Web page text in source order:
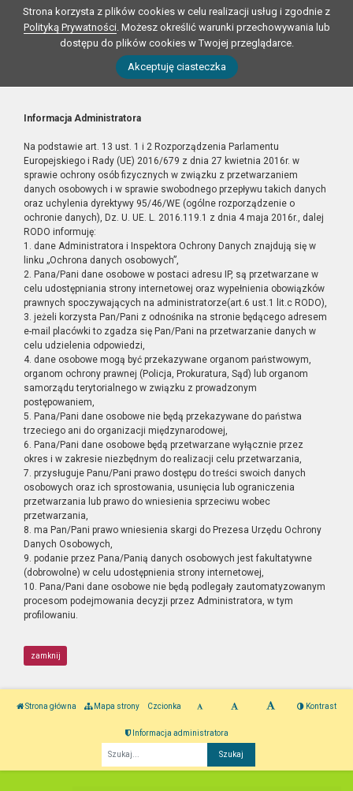
Strona korzysta z plików cookies w celu realizacji usług i zgodnie z
Polityką Prywatności. Możesz określić warunki przechowywania lub
dostępu do plików cookies w Twojej przeglądarce.
Akceptuję ciasteczka
Informacja Administratora
Na podstawie art. 13 ust. 1 i 2 Rozporządzenia Parlamentu
Europejskiego i Rady (UE) 2016/679 z dnia 27 kwietnia 2016r. w
sprawie ochrony osób fizycznych w związku z przetwarzaniem
danych osobowych i w sprawie swobodnego przepływu takich danych
oraz uchylenia dyrektywy 95/46/WE (ogólne rozporządzenie o
ochronie danych), Dz. U. UE. L. 2016.119.1 z dnia 4 maja 2016r., dalej
RODO informuję:
1. dane Administratora i Inspektora Ochrony Danych znajdują się w
linku „Ochrona danych osobowych”,
2. Pana/Pani dane osobowe w postaci adresu IP, są przetwarzane w
celu udostępniania strony internetowej oraz wypełnienia obowiązków
prawnych spoczywających na administratorze(art.6 ust.1 lit.c RODO),
3. jeżeli korzysta Pan/Pani z odnośnika na stronie będącego adresem
e-mail placówki to zgadza się Pan/Pani na przetwarzanie danych w
celu udzielenia odpowiedzi,
4. dane osobowe mogą być przekazywane organom państwowym,
organom ochrony prawnej (Policja, Prokuratura, Sąd) lub organom
samorządu terytorialnego w związku z prowadzonym
postępowaniem,
5. Pana/Pani dane osobowe nie będą przekazywane do państwa
trzeciego ani do organizacji międzynarodowej,
6. Pana/Pani dane osobowe będą przetwarzane wyłącznie przez
okres i w zakresie niezbędnym do realizacji celu przetwarzania,
7. przysługuje Panu/Pani prawo dostępu do treści swoich danych
osobowych oraz ich sprostowania, usunięcia lub ograniczenia
przetwarzania lub prawo do wniesienia sprzeciwu wobec
przetwarzania,
8. ma Pan/Pani prawo wniesienia skargi do Prezesa Urzędu Ochrony
Danych Osobowych,
9. podanie przez Pana/Panią danych osobowych jest fakultatywne
(dobrowolne) w celu udostępnienia strony internetowej,
10. Pana/Pani dane osobowe nie będą podlegały zautomatyzowanym
procesom podejmowania decyzji przez Administratora, w tym
profilowaniu.
zamknij
Strona główna Mapa strony Czcionka Kontrast
Informacja administratora